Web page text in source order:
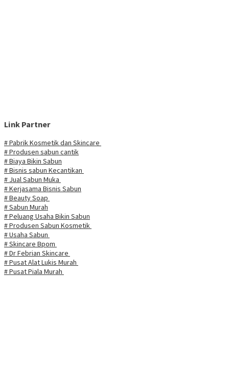
Link Partner
# Pabrik Kosmetik dan Skincare
# Produsen sabun cantik
# Biaya Bikin Sabun
# Bisnis sabun Kecantikan
# Jual Sabun Muka
# Kerjasama Bisnis Sabun
# Beauty Soap
# Sabun Murah
# Peluang Usaha Bikin Sabun
# Produsen Sabun Kosmetik
# Usaha Sabun
# Skincare Bpom
# Dr Febrian Skincare
# Pusat Alat Lukis Murah
# Pusat Piala Murah